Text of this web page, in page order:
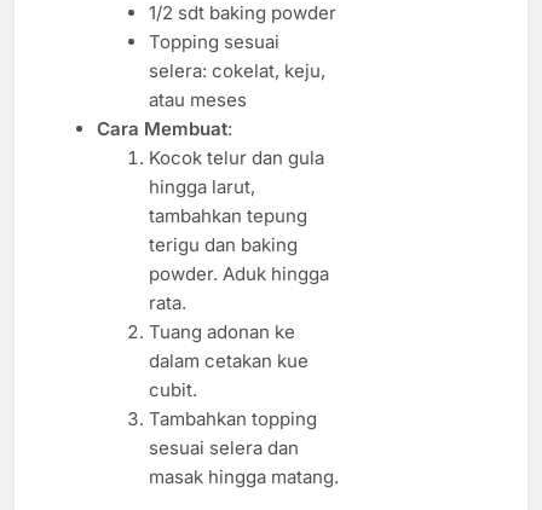
1/2 sdt baking powder
Topping sesuai
selera: cokelat, keju,
atau meses
Cara Membuat:
Kocok telur dan gula
hingga larut,
tambahkan tepung
terigu dan baking
powder. Aduk hingga
rata.
Tuang adonan ke
dalam cetakan kue
cubit.
Tambahkan topping
sesuai selera dan
masak hingga matang.